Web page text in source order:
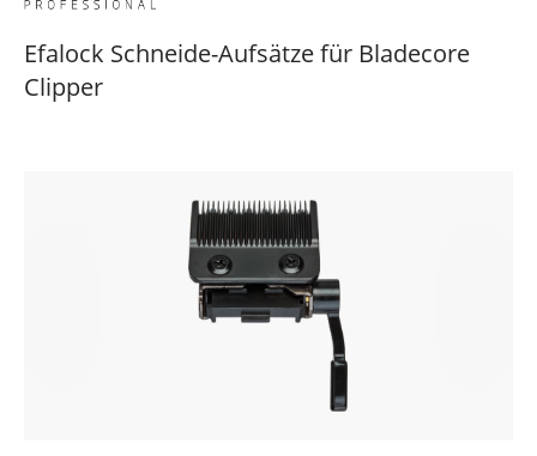
Efalock Schneide-Aufsätze für Bladecore
Clipper